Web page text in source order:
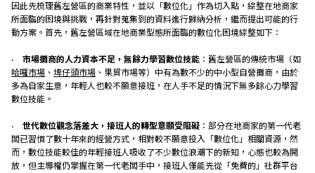
因此先梳理舊左營區的商業特性，並以「數位化」作為切入點，綜整在地商家
所面臨的困境與挑戰，再針對蒐集到的資料進行歸納分析，繼而提出可能的行
動方案。首先，舊左營區域在地商業型態所面臨的數位化困境綜整如下：
• 市場攤商的人力資本不足，無餘力學習數位技能 ：舊左營區的傳統市場（如
哈囉市場 、 埤仔頭市場 、果貿市場等）中有為數不少的中小型自營攤商，由於
多為自家生意，年輕人也較不願意接班，在人手不足的情況下無多餘心力學習
數位技能。
• 世代數位觀念落差大，接班人的轉型意願受阻礙 ：部分在地商家的第一代老
闆已習慣了數十年來的經營方式，相對較不願意投入「數位化」相關資源，然
而，數位技能較佳的年輕接班人吸收了不少數位浪潮下的新知，心態也較為開
放，但主導權仍掌握在第一代老闆手中，接班人僅能先從「免費的」社群平台